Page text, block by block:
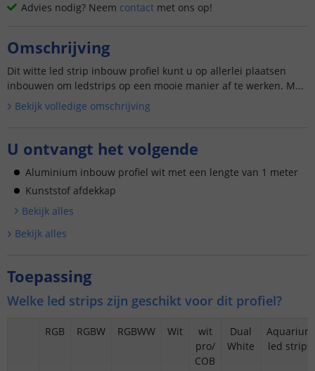
Advies nodig? Neem contact met ons op!
Omschrijving
Dit witte led strip inbouw profiel kunt u op allerlei plaatsen
inbouwen om ledstrips op een mooie manier af te werken. M...
Bekijk volledige omschrijving
U ontvangt het volgende
Aluminium inbouw profiel wit met een lengte van 1 meter
Kunststof afdekkap
Bekijk alles
Bekijk alles
Toepassing
Welke led strips zijn geschikt voor dit profiel?
RGB RGBW RGBWW Wit
wit
pro/
COB
Dual
White
Aquarium
led strips